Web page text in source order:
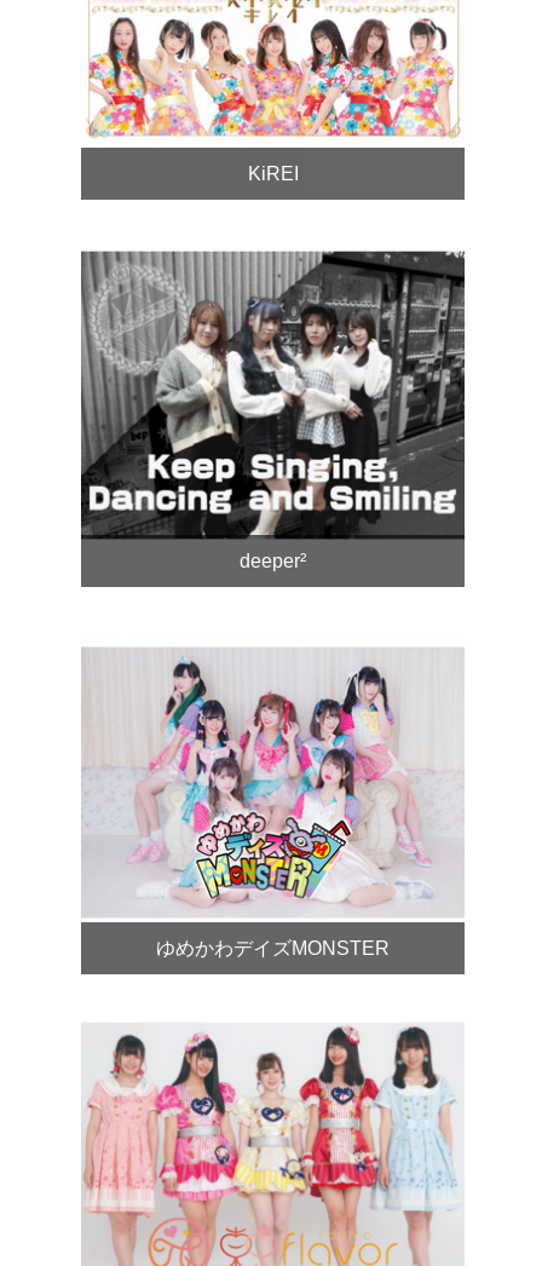
KiREI
deeper²
ゆめかわデイズMONSTER